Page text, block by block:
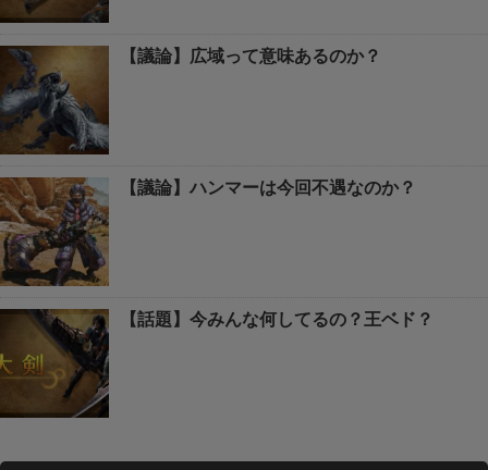
【議論】広域って意味あるのか？
【議論】ハンマーは今回不遇なのか？
【話題】今みんな何してるの？王ベド？